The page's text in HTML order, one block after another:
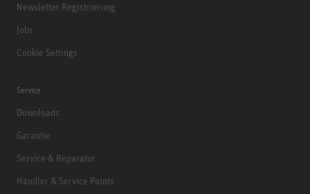
Newsletter Registrierung
Jobs
Cookie Settings
Service
Downloads
Garantie
Service & Reparatur
Händler & Service Points